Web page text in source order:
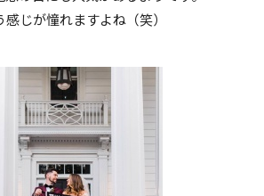
じが憧れますよね（笑）